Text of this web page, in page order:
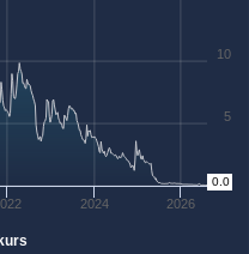
2024 2026
0
5
10
0.0